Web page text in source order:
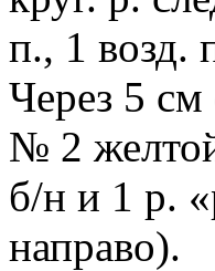
п., 1 возд.
Через 5 см
№ 2
б/н и 1 р.
направо).